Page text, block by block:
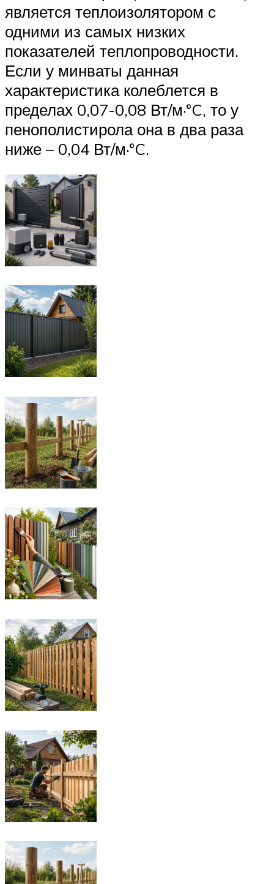
является теплоизолятором с
одними из самых низких
показателей теплопроводности.
Если у минваты данная
характеристика колеблется в
пределах 0,07-0,08 Вт/м·°C, то у
пенополистирола она в два раза
ниже – 0,04 Вт/м·°C.